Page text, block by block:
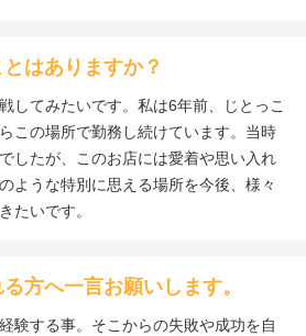
はありますか？
してみたいです。私は6年前、じとっこ
この場所で勤務し続けています。当時
したが、このお店には愛着や思い入れ
ような特別に思える場所を今後、様々
たいです。
方へ一言お願いします。
験する事。そこからの失敗や成功を自